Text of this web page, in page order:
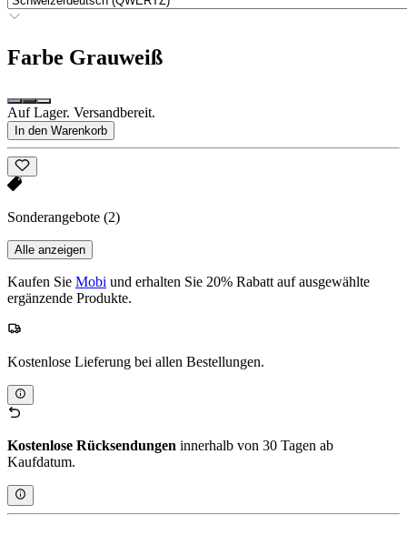
Farbe Grauweiß
Auf Lager. Versandbereit.
In den Warenkorb
Sonderangebote (2)
Alle anzeigen
Kaufen Sie Mobi und erhalten Sie 20% Rabatt auf ausgewählte
ergänzende Produkte.
Kostenlose Lieferung bei allen Bestellungen.
Kostenlose Rücksendungen innerhalb von 30 Tagen ab
Kaufdatum.